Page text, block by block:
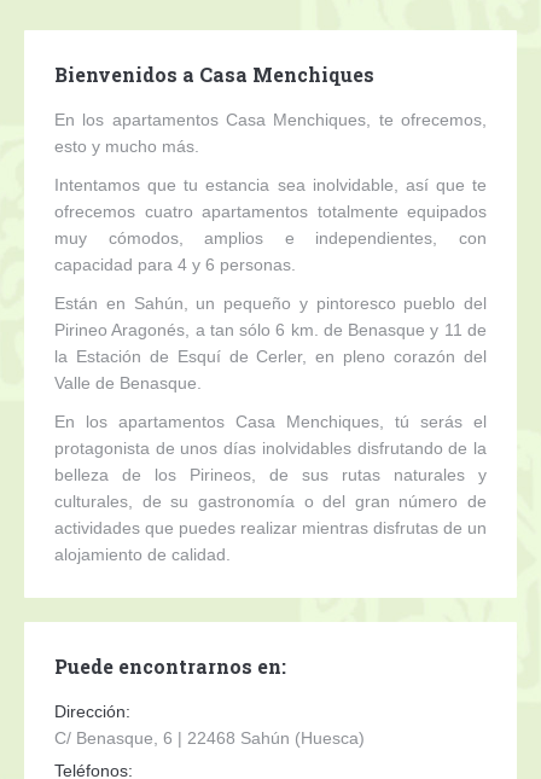
Bienvenidos a Casa Menchiques
En los apartamentos Casa Menchiques, te ofrecemos,
esto y mucho más.
Intentamos que tu estancia sea inolvidable, así que te
ofrecemos cuatro apartamentos totalmente equipados
muy cómodos, amplios e independientes, con
capacidad para 4 y 6 personas.
Están en Sahún, un pequeño y pintoresco pueblo del
Pirineo Aragonés, a tan sólo 6 km. de Benasque y 11 de
la Estación de Esquí de Cerler, en pleno corazón del
Valle de Benasque.
En los apartamentos Casa Menchiques, tú serás el
protagonista de unos días inolvidables disfrutando de la
belleza de los Pirineos, de sus rutas naturales y
culturales, de su gastronomía o del gran número de
actividades que puedes realizar mientras disfrutas de un
alojamiento de calidad.
Puede encontrarnos en:
Dirección:
C/ Benasque, 6 | 22468 Sahún (Huesca)
Teléfonos: